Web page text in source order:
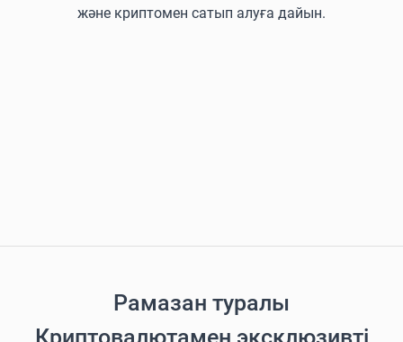
және криптомен сатып алуға дайын.
Рамазан туралы